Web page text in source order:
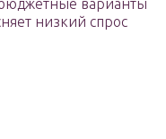
варианты
низкий спрос